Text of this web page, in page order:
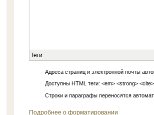
Теги:
Адреса страниц и электронной почты
Доступны HTML теги: <em> <strong>
Строки и параграфы переносятся
Подробнее о форматировании